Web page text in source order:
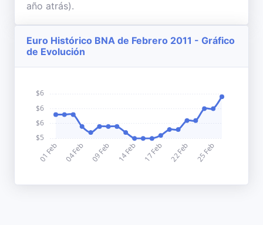
año atrás).
Euro Histórico BNA de Febrero 2011 - Gráfico
de Evolución